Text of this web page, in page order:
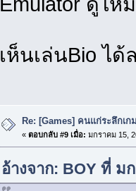
เห็นเล่นBio ได้
Re: [Games] คนแก่ระลึกเก
« ตอบกลับ #9 เมื่อ: มกราคม 15,
อ้างจาก: BOY ที่ ม